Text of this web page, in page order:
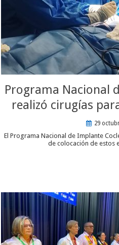
Programa Nacional
realizó cirugías
29
El Programa Nacional de Implante
de colocación de estos